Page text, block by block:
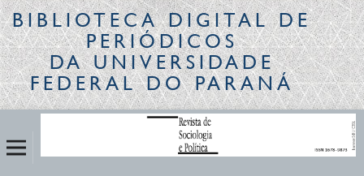
Legislação
Canais
BIBLIOTECA DIGITALDE
PERIÓDICOS
DA UNIVERSIDADE
FEDERAL DO PARANÁ